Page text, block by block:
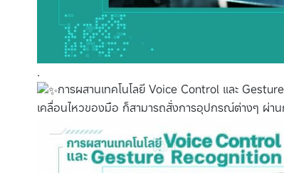
.
การผสานเทคโนโลยี Voice Control และ
เคลื่อนไหวของมือ ก็สามารถสั่งการอุปกรณ์ต่างๆ ผ่า